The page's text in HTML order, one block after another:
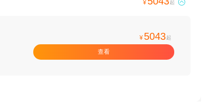
¥ 起 
¥ 5043起
查看